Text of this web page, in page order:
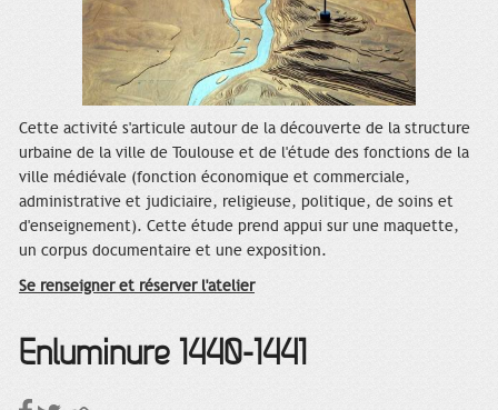
Cette activité s'articule autour de la découverte de la structure
urbaine de la ville de Toulouse et de l'étude des fonctions de la
ville médiévale (fonction économique et commerciale,
administrative et judiciaire, religieuse, politique, de soins et
d'enseignement). Cette étude prend appui sur une maquette,
un corpus documentaire et une exposition.
Se renseigner et réserver l'atelier
Enluminure 1440-1441